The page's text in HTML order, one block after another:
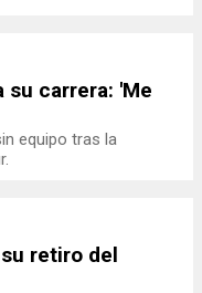
su carrera: 'Me
equipo tras la
retiro del